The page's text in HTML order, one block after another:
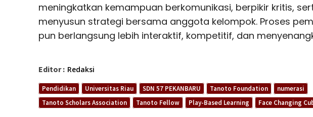
meningkatkan kemampuan berkomunikasi, berpikir kritis,
menyusun strategi bersama anggota kelompok. Proses
pun berlangsung lebih interaktif, kompetitif, dan
Editor : Redaksi
Pendidikan Universitas Riau SDN 57 PEKANBARU Tanoto Foundation
numerasi
Tanoto Scholars Association
Tanoto Fellow Play-Based Learning Face Changing